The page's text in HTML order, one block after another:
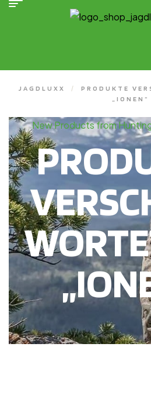
JAGDLUXX /
PRODUKTE
„IONEN“
New Products from